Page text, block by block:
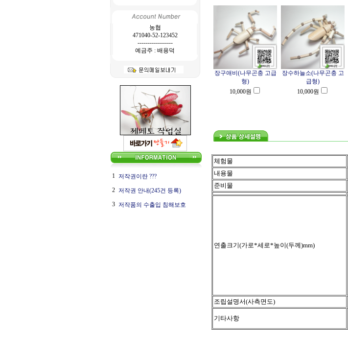
농협
471040-52-123452
------------------
예금주 : 배용덕
1 저작권이란 ???
2 저작권 안내(245건 등록)
3 저작품의 수출입 침해보호
장구애비(나무곤충 고급
형)
장수하늘소(나무곤충 고
급형)
10,000원 10,000원
체험물
내용물
준비물
연출크기(가로*세로*높이(두께)mm)
조립설명서(사측면도)
기타사항